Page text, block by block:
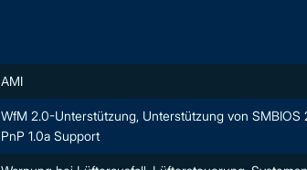
AMI
WfM 2.0-Unterstützung, Unterstützung von SMBIOS
PnP 1.0a Support